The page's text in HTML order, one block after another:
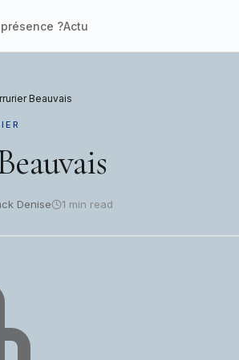
?Actu
Beauvais
Denise 1 min read